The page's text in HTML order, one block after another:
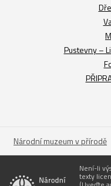
Pustevny –
Národní muzeum v přírodě
Není-li
texty